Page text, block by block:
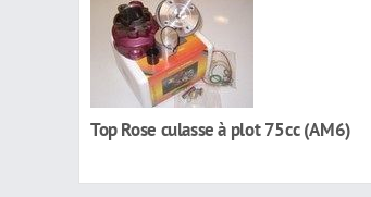
Top Rose culasse à plot 75cc (AM6)